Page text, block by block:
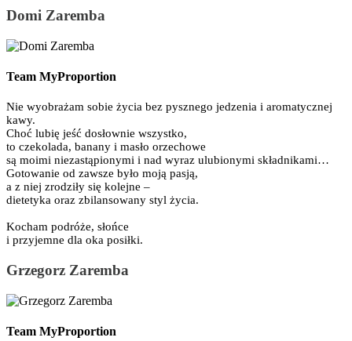
Domi Zaremba
Team MyProportion
Nie wyobrażam sobie życia bez pysznego jedzenia i aromatycznej
kawy.
Choć lubię jeść dosłownie wszystko,
to czekolada, banany i masło orzechowe
są moimi niezastąpionymi i nad wyraz ulubionymi składnikami…
Gotowanie od zawsze było moją pasją,
a z niej zrodziły się kolejne –
dietetyka oraz zbilansowany styl życia.
Kocham podróże, słońce
i przyjemne dla oka posiłki.
Grzegorz Zaremba
Team MyProportion